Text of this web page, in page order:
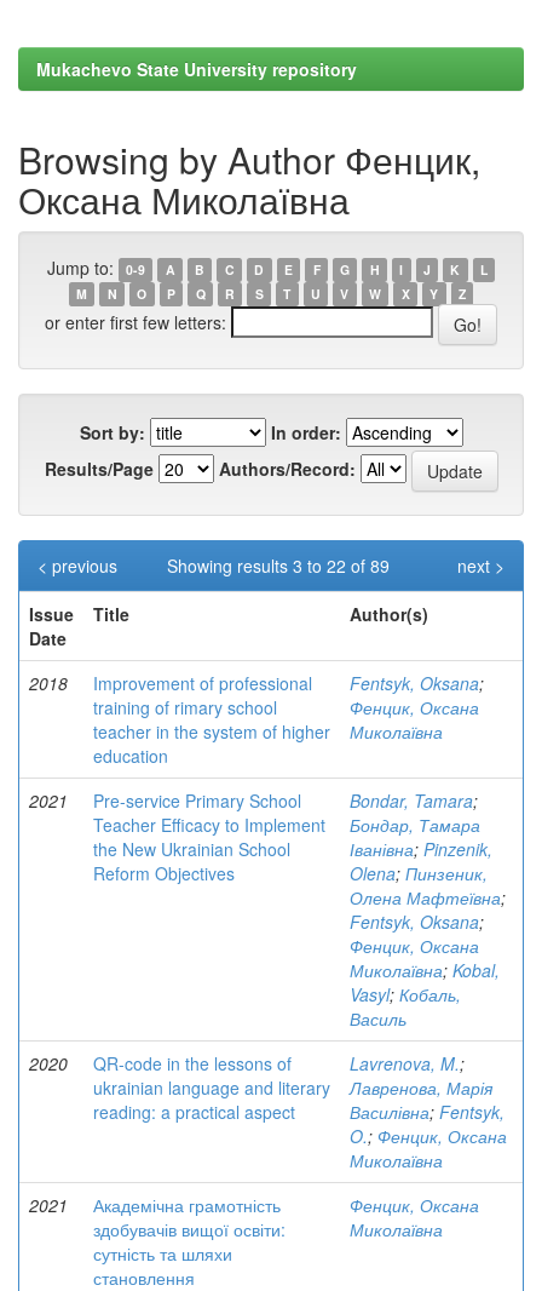
Mukachevo State University repository
Browsing by Author Фенцик,
Оксана Миколаївна
Jump to: 0-9 A B C D E F G H I J K
L
M
N O P Q R S T U V W X Y Z
or enter first few letters:
Sort by:
In order:
Results/Page
Authors/Record:
Showing results 3 to 22 of 89
< previous
next >
Issue
Date
Title Author(s)
2018
Improvement of professional
training of rimary school
teacher in the system of higher
education
Fentsyk, Oksana;
Фенцик, Оксана
Миколаївна
2021
Pre-service Primary School
Teacher Efficacy to Implement
the New Ukrainian School
Reform Objectives
Bondar, Tamara;
Бондар, Тамара
Іванівна; Pinzenik,
Olena; Пинзеник,
Олена Мафтеївна;
Fentsyk, Oksana;
Фенцик, Оксана
Миколаївна; Kobal,
Vasyl; Кобаль,
Василь
2020
QR-code in the lessons of
ukrainian language and literary
reading: a practical aspect
Lavrenova, M.;
Лавренова, Марія
Василівна; Fentsyk,
O.; Фенцик, Оксана
Миколаївна
2021
Академічна грамотність
здобувачів вищої освіти:
сутність та шляхи
становлення
Фенцик, Оксана
Миколаївна